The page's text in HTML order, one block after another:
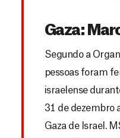
Gaza:
Segundo a
pessoas foram
israelense
31 de dezembro
Gaza de Israel.